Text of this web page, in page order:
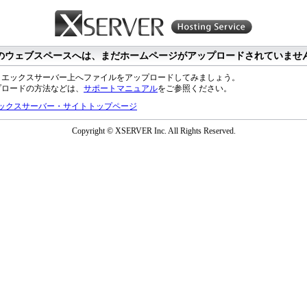
ウェブスペースへは、まだホームページがアップロードされていませ
ックスサーバー上へファイルをアップロードしてみましょう。
ードの方法などは、 サポートマニュアルをご参照ください。
クスサーバー・サイトトップページ
Copyright © XSERVER Inc. All Rights Reserved.